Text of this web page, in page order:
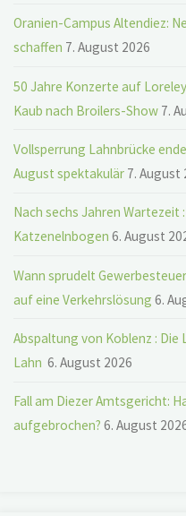
Oranien-Campus Altendiez:
schaffen 7. August 2026
50 Jahre Konzerte auf
Kaub nach Broilers-Show 7.
Vollsperrung Lahnbrücke
August spektakulär 7. August
Nach sechs Jahren Wartezeit
Katzenelnbogen 6. August
Wann sprudelt
auf eine Verkehrslösung 6.
Abspaltung von Koblenz :
Lahn 6. August 2026
Fall am Diezer Amtsgericht:
aufgebrochen? 6. August